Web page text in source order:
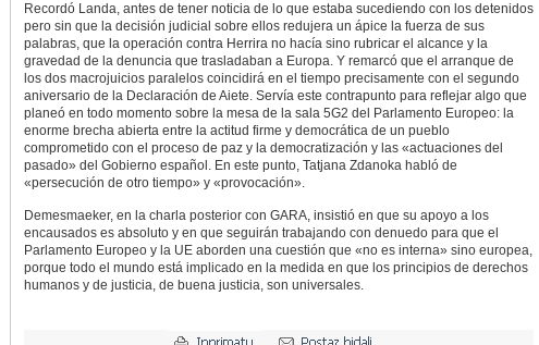
Recordó Landa, antes de tener noticia de lo que estaba sucediendo con los detenidos
pero sin que la decisión judicial sobre ellos redujera un ápice la fuerza de sus
palabras, que la operación contra Herrira no hacía sino rubricar el alcance y la
gravedad de la denuncia que trasladaban a Europa. Y remarcó que el arranque de
los dos macrojuicios paralelos coincidirá en el tiempo precisamente con el segundo
aniversario de la Declaración de Aiete. Servía este contrapunto para reflejar algo que
planeó en todo momento sobre la mesa de la sala 5G2 del Parlamento Europeo: la
enorme brecha abierta entre la actitud firme y democrática de un pueblo
comprometido con el proceso de paz y la democratización y las «actuaciones del
pasado» del Gobierno español. En este punto, Tatjana Zdanoka habló de
«persecución de otro tiempo» y «provocación».
Demesmaeker, en la charla posterior con GARA, insistió en que su apoyo a los
encausados es absoluto y en que seguirán trabajando con denuedo para que el
Parlamento Europeo y la UE aborden una cuestión que «no es interna» sino europea,
porque todo el mundo está implicado en la medida en que los principios de derechos
humanos y de justicia, de buena justicia, son universales.